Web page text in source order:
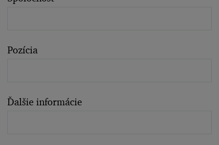
Pozícia
Ďalšie informácie